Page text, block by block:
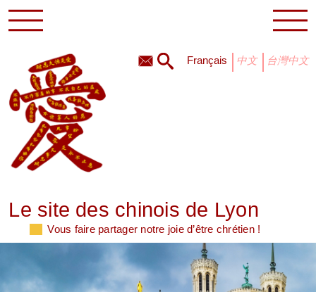
français 中文 台灣中文
Le site des chinois de Lyon
Vous faire partager notre joie d’être chrétien !